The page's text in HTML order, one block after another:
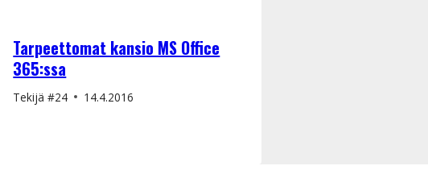
Tarpeettomat kansio MS Office
365:ssa
Tekijä #24 14.4.2016